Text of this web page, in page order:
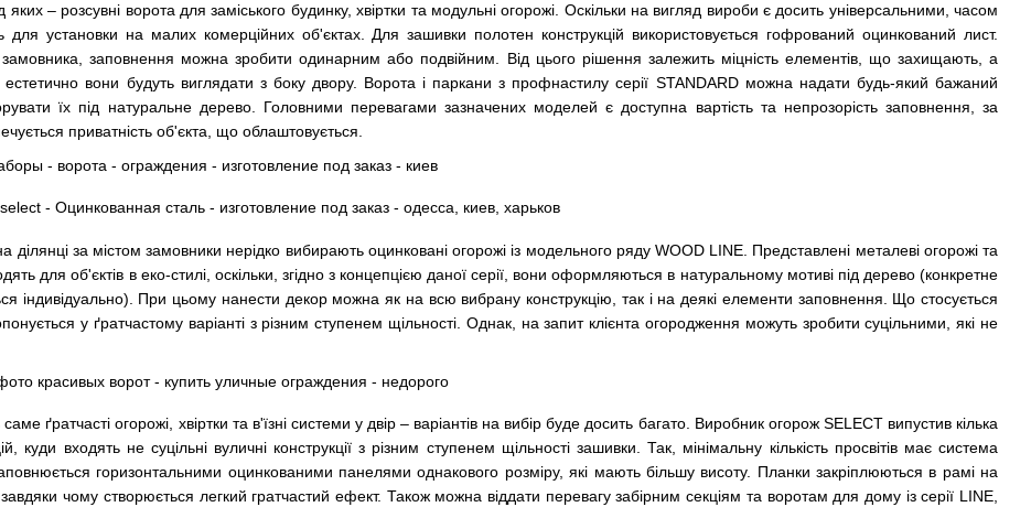
– розсувні ворота для заміського будинку, хвіртки та модульні огорожі. Оскільки на вигляд вироби є досить універсальними, часом
для установки на малих комерційних об'єктах. Для зашивки полотен конструкцій використовується гофрований оцинкований лист.
заповнення можна зробити одинарним або подвійним. Від цього рішення залежить міцність елементів, що захищають, а
естетично вони будуть виглядати з боку двору. Ворота і паркани з профнастилу серії STANDARD можна надати будь-який бажаний
їх під натуральне дерево. Головними перевагами зазначених моделей є доступна вартість та непрозорість заповнення, за
приватність об'єкта, що облаштовується.
ділянці за містом замовники нерідко вибирають оцинковані огорожі із модельного ряду WOOD LINE. Представлені металеві огорожі та
для об'єктів в еко-стилі, оскільки, згідно з концепцією даної серії, вони оформляються в натуральному мотиві під дерево (конкретне
індивідуально). При цьому нанести декор можна як на всю вибрану конструкцію, так і на деякі елементи заповнення. Що стосується
у ґратчастому варіанті з різним ступенем щільності. Однак, на запит клієнта огородження можуть зробити суцільними, які не
ґратчасті огорожі, хвіртки та в'їзні системи у двір – варіантів на вибір буде досить багато. Виробник огорож SELECT випустив кілька
куди входять не суцільні вуличні конструкції з різним ступенем щільності зашивки. Так, мінімальну кількість просвітів має система
горизонтальними оцинкованими панелями однакового розміру, які мають більшу висоту. Планки закріплюються в рамі на
завдяки чому створюється легкий гратчастий ефект. Також можна віддати перевагу забірним секціям та воротам для дому із серії LINE,